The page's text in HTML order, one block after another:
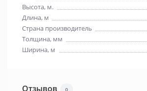
Высота, м.
Длина, м
Страна производитель
Толщина, мм
Ширина, м
Отзывов